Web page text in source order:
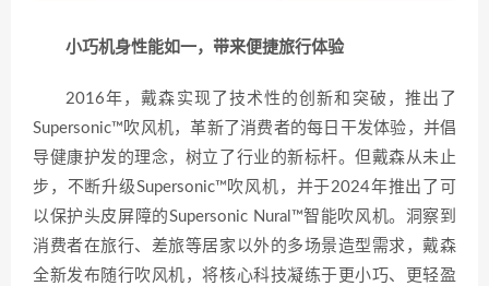
小巧机身性能如一，带来便捷旅行体验
2016年，戴森实现了技术性的创新和突破，推出了
Supersonic™吹风机，革新了消费者的每日干发体验，并倡
导健康护发的理念，树立了行业的新标杆。但戴森从未止
步，不断升级Supersonic™吹风机，并于2024年推出了可
以保护头皮屏障的Supersonic Nural™智能吹风机。洞察到
消费者在旅行、差旅等居家以外的多场景造型需求，戴森
全新发布随行吹风机，将核心科技凝练于更小巧、更轻盈